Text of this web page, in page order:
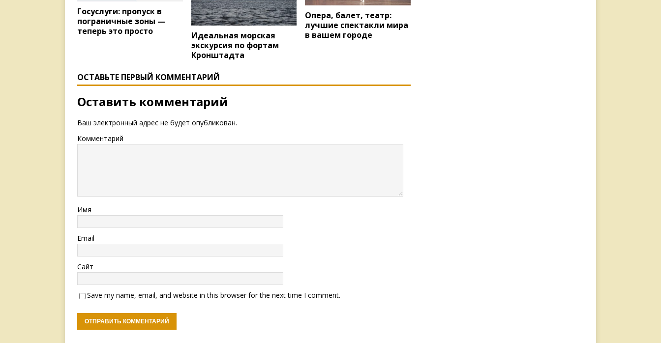
Госуслуги: пропуск в
пограничные зоны —
теперь это просто
Идеальная морская
экскурсия по фортам
Кронштадта
Опера, балет, театр:
лучшие спектакли мира
в вашем городе
ОСТАВЬТЕ ПЕРВЫЙ КОММЕНТАРИЙ
Оставить комментарий
Ваш электронный адрес не будет опубликован.
Комментарий
Имя
Email
Сайт
Save my name, email, and website in this browser for the next time I comment.